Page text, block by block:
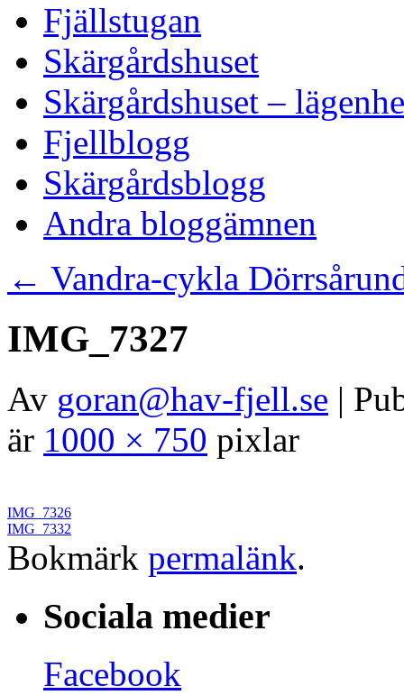
Fjällstugan
Skärgårdshuset
Skärgårdshuset –
Fjellblogg
Skärgårdsblogg
Andra bloggämnen
← Vandra-cykla
IMG_7327
Av goran@hav-fjell.se |
är 1000 × 750 pixlar
IMG_7326
IMG_7332
Bokmärk permalänk.
Sociala medier
Facebook